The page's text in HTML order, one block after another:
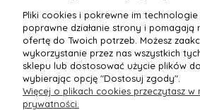
POMOC
Pliki cookies i pokrewne im technologie
poprawne działanie strony i pomagają
ofertę do Twoich potrzeb. Możesz
wykorzystanie przez nas wszystkich
sklepu lub dostosować użycie plików
wybierając opcję "Dostosuj zgody".
Więcej o plikach cookies przeczytasz w
prywatności.